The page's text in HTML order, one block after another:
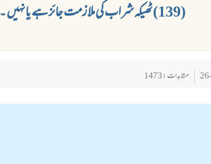
(139) ٹھیکہ شراب کی ملازمت جائز ہے یانہیں ۔؟
مشاہدات : 1473